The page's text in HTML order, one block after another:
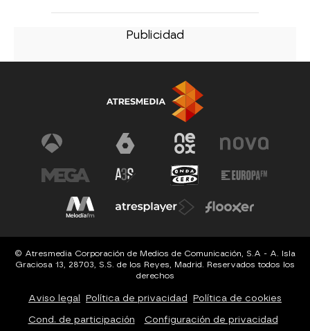
© Atresmedia Corporación de Medios de Comunicación, S.A - A. Isla
Graciosa 13, 28703, S.S. de los Reyes, Madrid. Reservados todos los
derechos
Aviso legal Política de privacidad Política de cookies
Cond. de participación Configuración de privacidad